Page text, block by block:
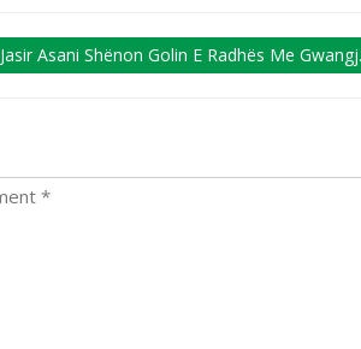
Jasir Asani Shënon Golin E Radhës Me Gwangju, Festa E Tij Habit (VIDEO)